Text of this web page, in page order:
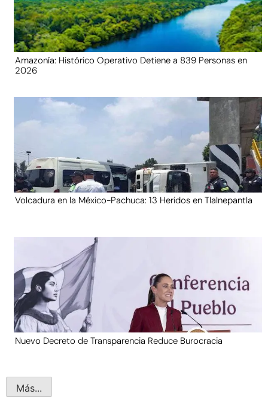
Amazonía: Histórico Operativo Detiene a 839 Personas en
2026
Volcadura en la México-Pachuca: 13 Heridos en Tlalnepantla
Nuevo Decreto de Transparencia Reduce Burocracia
Más...